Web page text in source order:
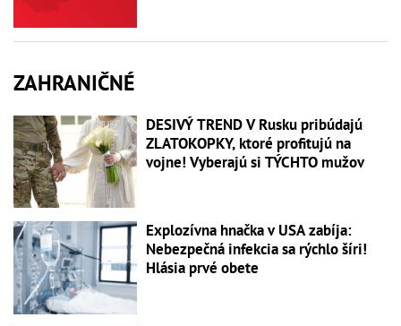
ZAHRANIČNÉ
DESIVÝ TREND V Rusku pribúdajú
ZLATOKOPKY, ktoré profitujú na
vojne! Vyberajú si TÝCHTO mužov
Explozívna hnačka v USA zabíja:
Nebezpečná infekcia sa rýchlo šíri!
Hlásia prvé obete